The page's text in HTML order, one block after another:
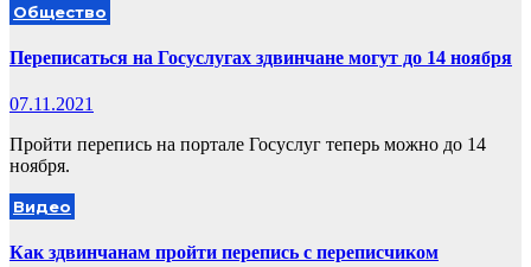
Общество
Переписаться на Госуслугах здвинчане могут до 14 ноября
07.11.2021
Пройти перепись на портале Госуслуг теперь можно до 14
ноября.
Видео
Как здвинчанам пройти перепись с переписчиком